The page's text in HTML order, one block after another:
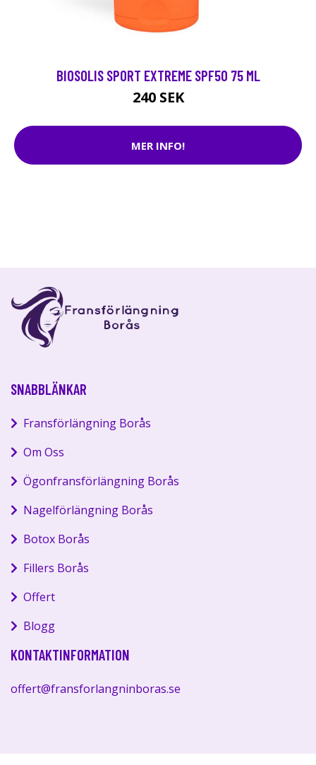
BIOSOLIS SPORT EXTREME SPF50 75 ML
240 SEK
MER INFO!
SNABBLÄNKAR
Fransförlängning Borås
Om Oss
Ögonfransförlängning Borås
Nagelförlängning Borås
Botox Borås
Fillers Borås
Offert
Blogg
KONTAKTINFORMATION
offert@fransforlangninboras.se